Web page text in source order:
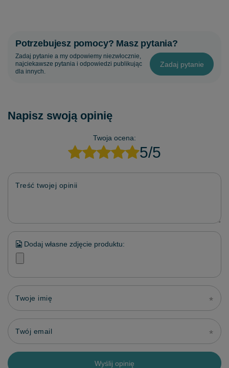
Potrzebujesz pomocy? Masz pytania?
Zadaj pytanie a my odpowiemy niezwłocznie,
najciekawsze pytania i odpowiedzi publikując
dla innych.
Zadaj pytanie
Napisz swoją opinię
Twoja ocena:
5/5
Treść twojej opinii
Dodaj własne zdjęcie produktu:
Twoje imię
Twój email
Wyślij opinię